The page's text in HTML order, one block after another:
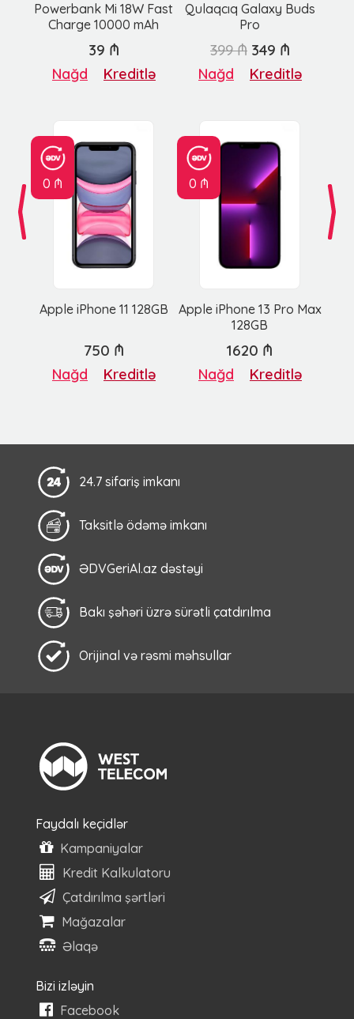
Powerbank Mi 18W Fast
Charge 10000 mAh
Qulaqcıq Galaxy Buds
Pro
39 ₼
Nağd Kreditlə
399 ₼ 349 ₼
Nağd Kreditlə
0 ₼
Apple iPhone 11 128GB
0 ₼
Apple iPhone 13 Pro Max
128GB
750 ₼
Nağd Kreditlə
1620 ₼
Nağd Kreditlə
24.7 sifariş imkanı
Taksitlə ödəmə imkanı
ƏDVGeriAl.az dəstəyi
Bakı şəhəri üzrə sürətli çatdırılma
Orijinal və rəsmi məhsullar
Faydalı keçidlər
Kampaniyalar
Kredit Kalkulatoru
Çatdırılma şərtləri
Mağazalar
Əlaqə
Bizi izləyin
Facebook